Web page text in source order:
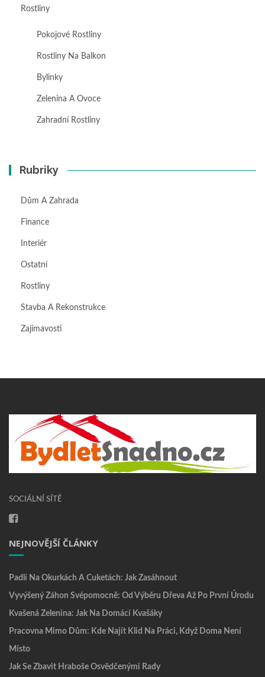
Rostliny
Pokojové Rostliny
Rostliny Na Balkon
Bylinky
Zelenina A Ovoce
Zahradní Rostliny
Rubriky
Dům A Zahrada
Finance
Interiér
Ostatní
Rostliny
Stavba A Rekonstrukce
Zajímavosti
SOCIÁLNÍ SÍTĚ
NEJNOVĚJŠÍ ČLÁNKY
Padlí Na Okurkách A Cuketách: Jak Zasáhnout
Vyvýšený Záhon Svépomocně: Od Výběru Dřeva Až Po První Úrodu
Kvašená Zelenina: Jak Na Domácí Kvašáky
Pracovna Mimo Dům: Kde Najít Klid Na Práci, Když Doma Není
Místo
Jak Se Zbavit Hraboše Osvědčenými Rady